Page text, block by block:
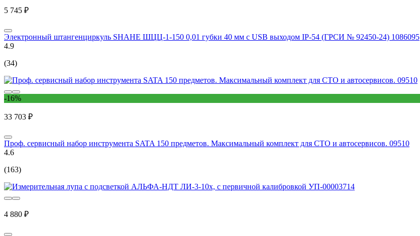
5 745 ₽
Электронный штангенциркуль SHAHE ШЦЦ-1-150 0,01 губки 40 мм с USB выходом IP-54 (ГРСИ № 92450-24) 1086095
4.9
(34)
-16%
33 703 ₽
Проф. сервисный набор инструмента SATA 150 предметов. Максимальный комплект для СТО и автосервисов. 09510
4.6
(163)
4 880 ₽